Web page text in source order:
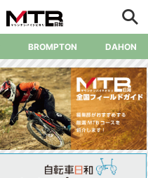
BROMPTON DAHON